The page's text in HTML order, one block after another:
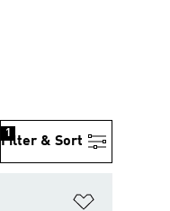
Filter & Sort
1